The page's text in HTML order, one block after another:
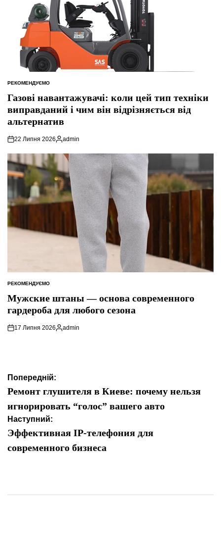
ОПУБЛІКУВАТИ
РЕКОМЕНДУЄМО
Газові навантажувачі: коли цей тип техніки
виправданий і чим він відрізняється від
альтернатив
22 Липня 2026
Опубліковано
admin
ОПУБЛІКУВАТИ
РЕКОМЕНДУЄМО
Мужские штаны — основа современного
гардероба для любого сезона
17 Липня 2026
Опубліковано
admin
Навігація
записів
Попередній:
Ремонт глушителя в Киеве: почему нельзя
игнорировать “голос” вашего авто
Наступний:
Эффективная IP-телефония для
современного бизнеса